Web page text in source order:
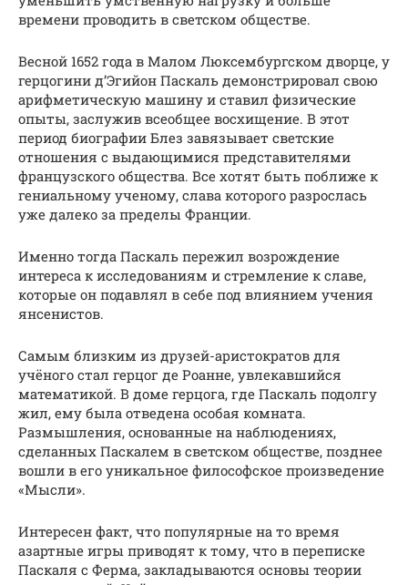
времени проводить в светском обществе.
Весной 1652 года в Малом Люксембургском дворце, у
герцогини д’Эгийон Паскаль демонстрировал свою
арифметическую машину и ставил физические
опыты, заслужив всеобщее восхищение. В этот
период биографии Блез завязывает светские
отношения с выдающимися представителями
французского общества. Все хотят быть поближе к
гениальному ученому, слава которого разрослась
уже далеко за пределы Франции.
Именно тогда Паскаль пережил возрождение
интереса к исследованиям и стремление к славе,
которые он подавлял в себе под влиянием учения
янсенистов.
Самым близким из друзей-аристократов для
учёного стал герцог де Роанне, увлекавшийся
математикой. В доме герцога, где Паскаль подолгу
жил, ему была отведена особая комната.
Размышления, основанные на наблюдениях,
сделанных Паскалем в светском обществе, позднее
вошли в его уникальное философское произведение
«Мысли».
Интересен факт, что популярные на то время
азартные игры приводят к тому, что в переписке
Паскаля с Ферма, закладываются основы теории